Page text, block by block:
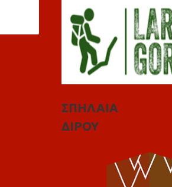
ΣΠΗΛΑΙΑ
ΔΙΡΟΥ